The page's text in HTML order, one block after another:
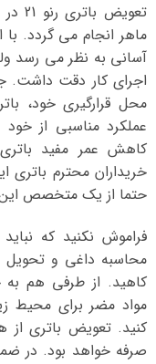
ماهر انجام می گردد. با
آسانی به نظر می رسد
محل قرارگیری خود،
عملکرد مناسبی از
کاهش عمر مفید
خریداران محترم باتری
حتما از یک متخصص این
فراموش نکنید که
محاسبه داغی و تحویل
کاهید. از طرفی هم
مواد مضر برای
کنید. تعویض باتری از
صرفه خواهد بود. در